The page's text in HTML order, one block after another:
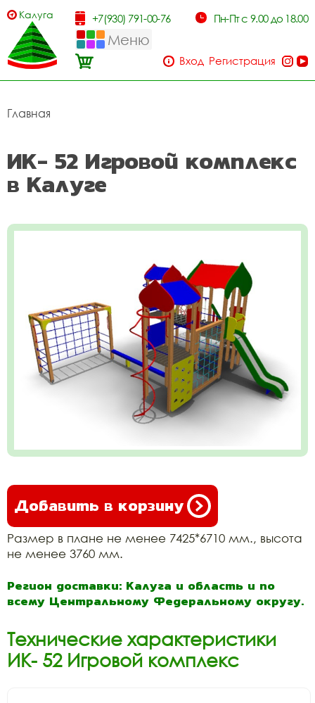
Калуга +7(930) 791-00-76 Пн-Пт с 9.00 до 18.00
Меню
Вход Регистрация
Главная
ИК- 52 Игровой комплекс
в Калуге
Добавить в корзину
Размер в плане не менее 7425*6710 мм., высота
не менее 3760 мм.
Регион доставки: Калуга и область и по
всему Центральному Федеральному округу.
Технические характеристики
ИК- 52 Игровой комплекс